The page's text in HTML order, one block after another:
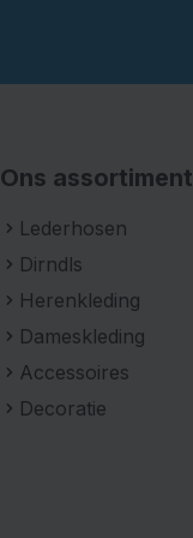
Ons assortiment
Lederhosen
Dirndls
Herenkleding
Dameskleding
Accessoires
Decoratie